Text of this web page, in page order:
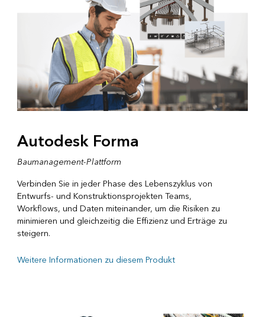
Autodesk Forma
Baumanagement-Plattform
Verbinden Sie in jeder Phase des Lebenszyklus von
Entwurfs- und Konstruktionsprojekten Teams,
Workflows, und Daten miteinander, um die Risiken zu
minimieren und gleichzeitig die Effizienz und Erträge zu
steigern.
Weitere Informationen zu diesem Produkt